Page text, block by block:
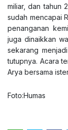
miliar, dan tahun
sudah mencapai
penanganan
juga dinaikkan
sekarang
tutupnya. Acara
Arya bersama
Foto:Humas